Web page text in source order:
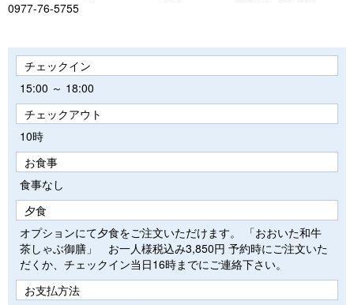
0977-76-5755
チェックイン
15:00 ～ 18:00
チェックアウト
10時
お食事
食事なし
夕食
オプションにて夕食をご注文いただけます。 「おおいた和牛
茶しゃぶ御膳」 お一人様税込み3,850円 予約時にご注文いた
だくか、チェックイン当日16時までにご連絡下さい。
お支払方法